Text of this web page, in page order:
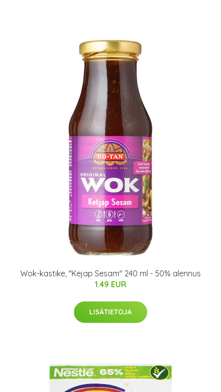
Wok-kastike, "Kejap Sesam" 240 ml - 50% alennus
1.49 EUR
LISÄTIETOJA